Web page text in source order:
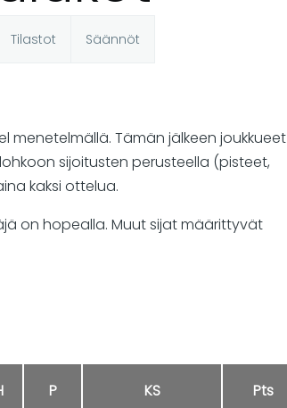
Tilastot Säännöt
menetelmällä. Tämän jälkeen joukkueet
sijoitusten perusteella (pisteet,
kaksi ottelua.
on hopealla. Muut sijat määrittyvät
P KS Pts